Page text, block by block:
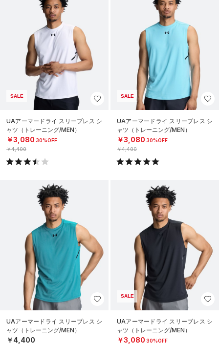
SALE
UAアーマードライ スリーブレス シ
ャツ（トレーニング/MEN）
￥3,080 30%OFF
￥4,400
SALE
UAアーマードライ スリーブレス シ
ャツ（トレーニング/MEN）
￥3,080 30%OFF
￥4,400
UAアーマードライ スリーブレス シ
ャツ（トレーニング/MEN）
￥4,400
SALE
UAアーマードライ スリーブレス シ
ャツ（トレーニング/MEN）
￥3,080 30%OFF